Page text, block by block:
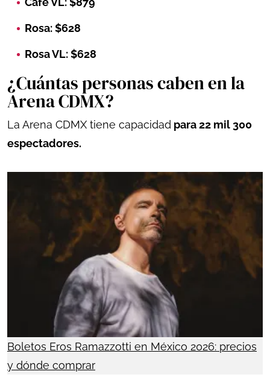
Rosa: $628
Rosa VL: $628
¿Cuántas personas caben en la
Arena CDMX?
La Arena CDMX tiene capacidad para 22 mil 300
espectadores.
Boletos Eros Ramazzotti en México 2026: precios
y dónde comprar